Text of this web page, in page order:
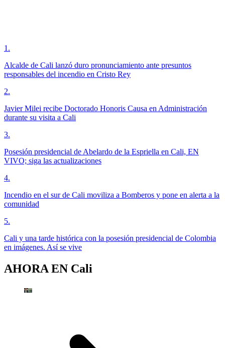
1 .
Alcalde de Cali lanzó duro pronunciamiento ante presuntos
responsables del incendio en Cristo Rey
2.
Javier Milei recibe Doctorado Honoris Causa en Administración
durante su visita a Cali
3.
Posesión presidencial de Abelardo de la Espriella en Cali, EN
VIVO; siga las actualizaciones
4.
Incendio en el sur de Cali moviliza a Bomberos y pone en alerta a la
comunidad
5.
Cali y una tarde histórica con la posesión presidencial de Colombia
en imágenes. Así se vive
AHORA EN Cali